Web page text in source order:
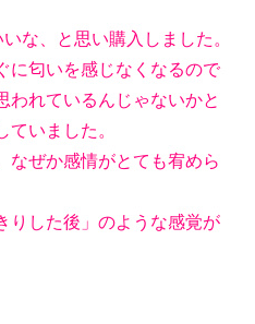
な、と思い購入しました。
に匂いを感じなくなるので
われているんじゃないかと
いました。
なぜか感情がとても宥めら
りした後」のような感覚が